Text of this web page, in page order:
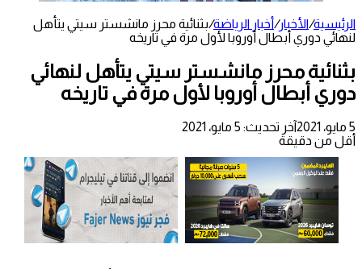
الرئيسية/الأخبار/أخبار الرياضة/بثنائية محرز مانشستر سيتي يتأهل
لنهائي دوري أبطال أوروبا لأول مرة في تاريخه
بثنائية محرز مانشستر سيتي يتأهل لنهائي
دوري أبطال أوروبا لأول مرة في تاريخه
5 مايو، 2021
آخر تحديث: 5 مايو، 2021
أقل من دقيقة